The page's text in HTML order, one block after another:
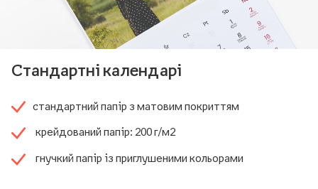
Стандартні календарі
стандартний папір з матовим покриттям
крейдований папір: 200 г/м2
гнучкий папір із приглушеними кольорами